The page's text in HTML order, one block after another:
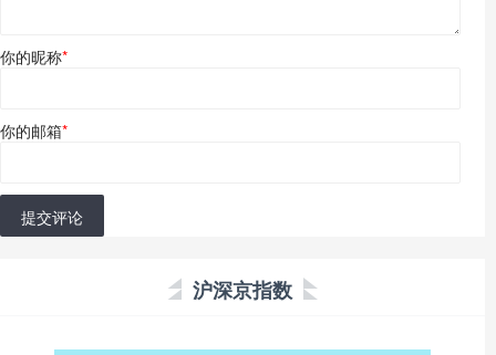
你的昵称*
你的邮箱*
提交评论
沪深京指数